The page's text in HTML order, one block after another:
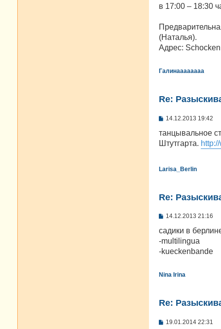
в 17:00 – 18:30
(Наталья).
Адрес:
Галинаааааааа
Re:
С
о
щ
е
14.12.2013 19:42
танцывальное
Штутгарта.
Larisa_Berlin
Re:
С
о
щ
е
е
14.12.2013 21:16
садики в
-multilingua
-kueckenbande
Nina Irina
Re:
С19.01.2014 22:31